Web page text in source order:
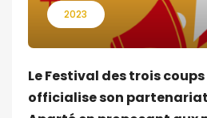
2023
Le Festival des trois
officialise son